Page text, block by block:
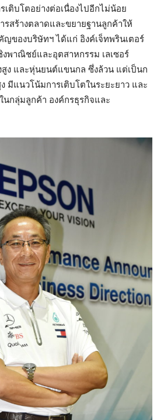
เติบโตอย่างต่อเนื่องไปอีกไม่น้อย
รสร้างตลาดและขยายฐานลูกค้าให้
ของบริษัทฯ ได้แก่ อิงค์เจ็ทพรินเตอร์
งพาณิชย์และอุตสาหกรรม เลเซอร์
สูง และหุ่นยนต์แขนกล ซึ่งล้วน แต่เป็นก
แนวโน้มการเติบโตในระยะยาว และ
นกลุ่มลูกค้า องค์กรธุรกิจและ